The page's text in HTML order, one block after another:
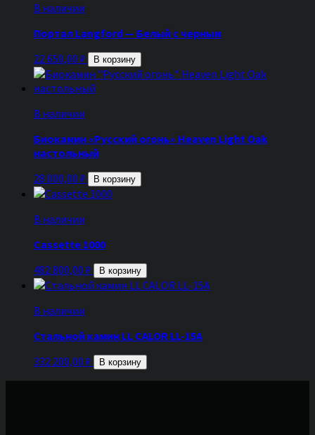
В наличии
Портал Langford — Белый с черным
22 650,00 ₽ В корзину
В наличии
Биокамин «Русский огонь» Heaven Light Oak
настольный
28 000,00 ₽ В корзину
В наличии
Cassette 1000
482 800,00 ₽ В корзину
В наличии
Стальной камин LL CALOR LL-15A
332 200,00 ₽ В корзину